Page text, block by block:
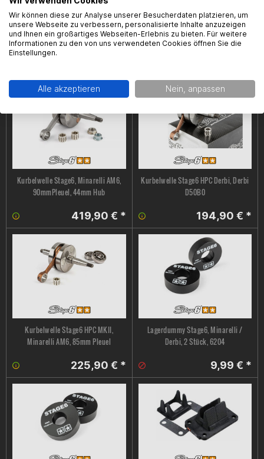
Kupplungsbeläge Stage6, Derbi
D50B0
Kupplungssatz Stage6 R/T, 6-
Scheiben Racing Kupplung / Minarelli
AM6
Kurbelwelle Stage6, Minarelli AM6,
90mmPleuel, 44mm Hub
419,90 € *
Kurbelwelle Stage6 HPC Derbi, Derbi
D50B0
194,90 € *
Kurbelwelle Stage6 HPC MKII,
Minarelli AM6, 85mm Pleuel
225,90 € *
Lagerdummy Stage6, Minarelli /
Derbi, 2 Stück, 6204
9,99 € *
Wir können diese zur Analyse unserer Besucherdaten platzieren, um
unsere Webseite zu verbessern, personalisierte Inhalte anzuzeigen
und Ihnen ein großartiges Webseiten-Erlebnis zu bieten. Für weitere
Informationen zu den von uns verwendeten Cookies öffnen Sie die
Einstellungen.
Alle akzeptieren Nein, anpassen